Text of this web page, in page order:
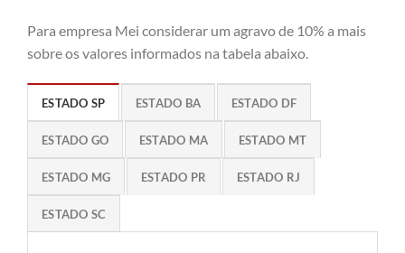
Para empresa Mei considerar um agravo de 10% a mais
sobre os valores informados na tabela abaixo.
ESTADO SP ESTADO BA ESTADO DF
ESTADO GO ESTADO MA ESTADO MT
ESTADO MG ESTADO PR ESTADO RJ
ESTADO SC